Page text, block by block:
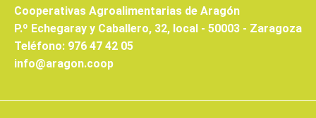
Cooperativas Agroalimentarias de Aragón
P.º Echegaray y Caballero, 32, local - 50003 - Zaragoza
Teléfono: 976 47 42 05
info@aragon.coop